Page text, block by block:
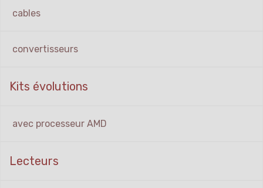
cables
convertisseurs
Kits évolutions
avec processeur AMD
Lecteurs